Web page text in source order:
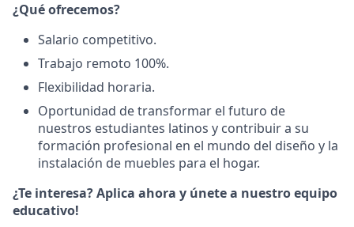
¿Qué ofrecemos?
Salario competitivo.
Trabajo remoto 100%.
Flexibilidad horaria.
Oportunidad de transformar el futuro de
nuestros estudiantes latinos y contribuir a su
formación profesional en el mundo del diseño y la
instalación de muebles para el hogar.
¿Te interesa? Aplica ahora y únete a nuestro equipo
educativo!